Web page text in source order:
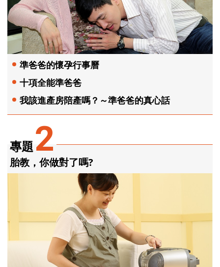
專題2
胎教，你做對了嗎?
準爸爸的懷孕行事曆
十項全能準爸爸
我該進產房陪產嗎？～準爸爸的真心話